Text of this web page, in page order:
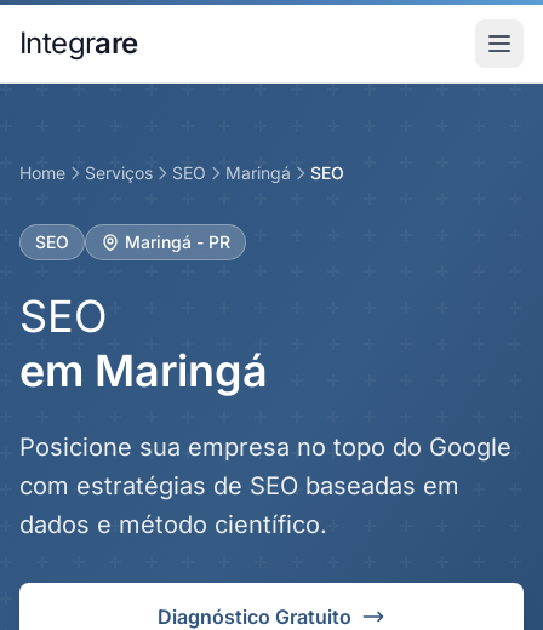
Integrare
Home Serviços SEO Maringá SEO
SEO Maringá - PR
SEO
em Maringá
Posicione sua empresa no topo do Google
com estratégias de SEO baseadas em
dados e método científico.
Diagnóstico Gratuito